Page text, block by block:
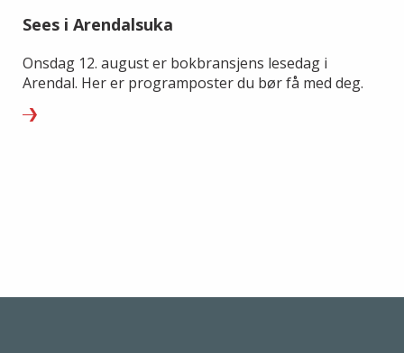
Sees i Arendalsuka
Onsdag 12. august er bokbransjens lesedag i
Arendal. Her er programposter du bør få med deg.